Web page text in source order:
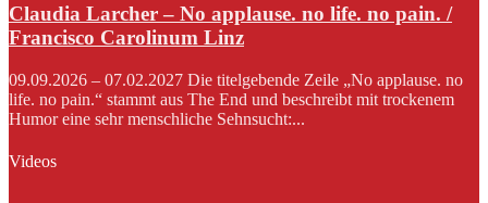
Claudia Larcher – No applause. no life. no pain. /
Francisco Carolinum Linz
09.09.2026 – 07.02.2027 Die titelgebende Zeile „No applause. no
life. no pain.“ stammt aus The End und beschreibt mit trockenem
Humor eine sehr menschliche Sehnsucht:...
Videos